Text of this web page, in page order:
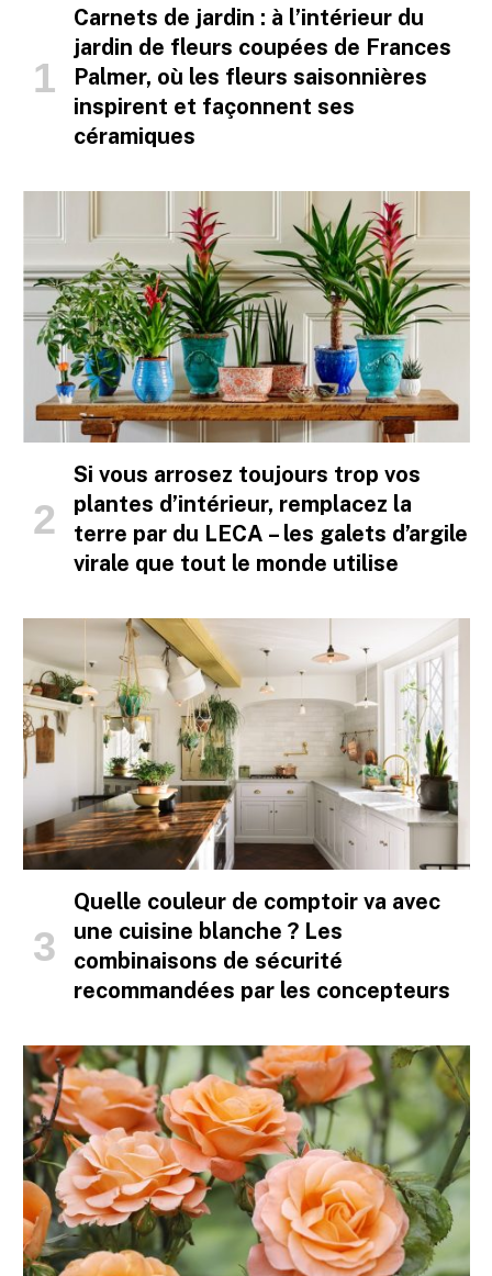
Carnets de jardin : à l’intérieur du
jardin de fleurs coupées de Frances
Palmer, où les fleurs saisonnières
inspirent et façonnent ses
céramiques
Si vous arrosez toujours trop vos
plantes d’intérieur, remplacez la
terre par du LECA – les galets d’argile
virale que tout le monde utilise
Quelle couleur de comptoir va avec
une cuisine blanche ? Les
combinaisons de sécurité
recommandées par les concepteurs